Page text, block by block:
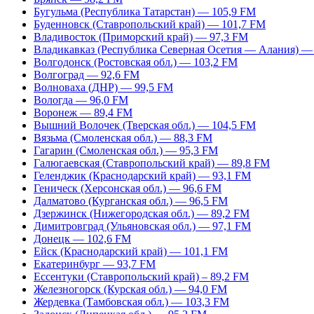
Бугульма (Республика Татарстан) — 105,9 FM
Буденновск (Ставропольский край) — 101,7 FM
Владивосток (Приморский край) — 97,3 FM
Владикавказ (Республика Северная Осетия — Алания)
Волгодонск (Ростовская обл.) — 103,2 FM
Волгоград — 92,6 FM
Волноваха (ДНР) — 99,5 FM
Вологда — 96,0 FM
Воронеж — 89,4 FM
Вышний Волочек (Тверская обл.) — 104,5 FM
Вязьма (Смоленская обл.) — 88,3 FM
Гагарин (Смоленская обл.) — 95,3 FM
Галюгаевская (Ставропольский край) — 89,8 FM
Геленджик (Краснодарский край) — 93,1 FM
Геническ (Херсонская обл.) — 96,6 FM
Далматово (Курганская обл.) — 96,5 FM
Дзержинск (Нижегородская обл.) — 89,2 FM
Димитровград (Ульяновская обл.) — 97,1 FM
Донецк — 102,6 FM
Ейск (Краснодарский край) — 101,1 FM
Екатеринбург — 93,7 FM
Ессентуки (Ставропольский край) – 89,2 FM
Железногорск (Курская обл.) — 94,0 FM
Жердевка (Тамбовская обл.) — 103,3 FM